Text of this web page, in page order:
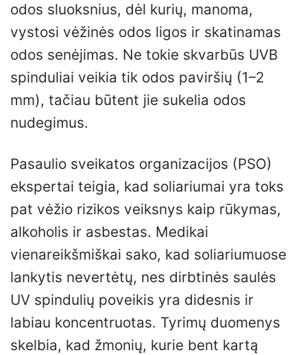
odos sluoksnius, dėl kurių, manoma,
vystosi vėžinės odos ligos ir skatinamas
odos senėjimas. Ne tokie skvarbūs UVB
spinduliai veikia tik odos paviršių (1–2
mm), tačiau būtent jie sukelia odos
nudegimus.
Pasaulio sveikatos organizacijos (PSO)
ekspertai teigia, kad soliariumai yra toks
pat vėžio rizikos veiksnys kaip rūkymas,
alkoholis ir asbestas. Medikai
vienareikšmiškai sako, kad soliariumuose
lankytis nevertėtų, nes dirbtinės saulės
UV spindulių poveikis yra didesnis ir
labiau koncentruotas. Tyrimų duomenys
skelbia, kad žmonių, kurie bent kartą